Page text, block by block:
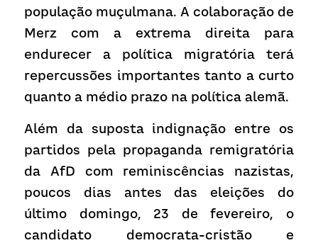
população muçulmana. A colaboração de
Merz com a extrema direita para
endurecer a política migratória terá
repercussões importantes tanto a curto
quanto a médio prazo na política alemã.
Além da suposta indignação entre os
partidos pela propaganda remigratória
da AfD com reminiscências nazistas,
poucos dias antes das eleições do
último domingo, 23 de fevereiro, o
candidato democrata-cristão e